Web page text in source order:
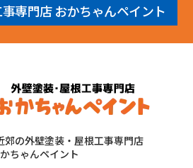
専門店 おかちゃんペイント
郊の外壁塗装・屋根工事専門店
ちゃんペイント